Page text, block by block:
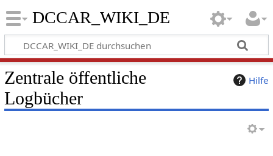
DCCAR_WIKI_DE
Hilfe
Zentrale öffentliche
Logbücher